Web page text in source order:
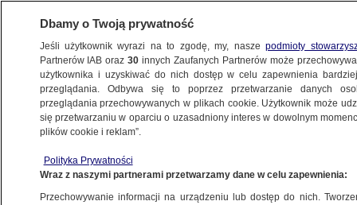
WARSZAWA
NAJNOWSZE
28.03.2014, 10:58
Dbamy o Twoją prywatność
Jeśli użytkownik wyrazi na to zgodę, my, naszepodmioty
Partnerów IAB oraz30 innych Zaufanych Partnerów może
użytkownika i uzyskiwać do nich dostęp w celu zapewnienia
przeglądania. Odbywa się to poprzez przetwarzanie danych
przeglądania przechowywanych w plikach cookie. Użytkownik może
się przetwarzaniu w oparciu o uzasadniony interes w dowolnym
plików cookie i reklam”.
Polityka Prywatności
Wraz z naszymi partnerami przetwarzamy dane w celu zapewnienia:
Przechowywanie informacji na urządzeniu lub dostęp do nich.